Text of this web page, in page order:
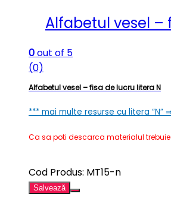
Alfabetul vesel –
0out of 5
(0)
Alfabetul vesel – fisa de lucru litera N
*** mai multe resurse cu litera “N”
Ca sa poti descarca materialul
Cod Produs: MT15-n
Salvează